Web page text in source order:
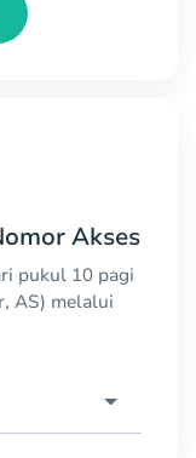
Akses
pukul 10 pagi
AS) melalui